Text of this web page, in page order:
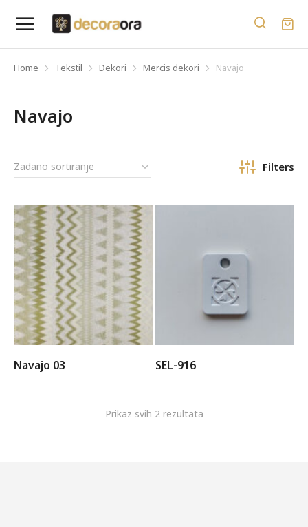
You are here:
Home Tekstil Dekori Mercis dekori Navajo
Navajo
Filters
Navajo 03 SEL-916
Prikaz svih 2 rezultata